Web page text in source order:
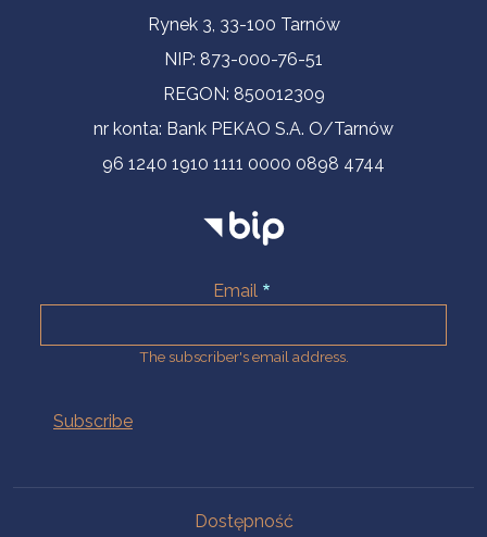
Contact InformationRynek 3, 33-100 Tarnów
NIP: 873-000-76-51
REGON: 850012309
nr konta: Bank PEKAO S.A. O/Tarnów
96 1240 1910 1111 0000 0898 4744
Email
The subscriber's email address.
Dostępność